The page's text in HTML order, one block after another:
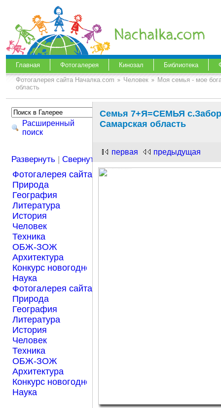
Главная Фотогалерея Кинозал Библиотека
Фотогалерея сайта Началка.com Человек
Моя семья - мое
область
Расширенный
поиск
Развернуть |Свернуть
Фотогалерея сайта Началка.com
Природа
География
Литература
История
Человек
Техника
ОБЖ-ЗОЖ
Архитектура
Конкурс новогодней открытки "Нарисуем Новый
Наука
Фотогалерея сайта Началка.com
Природа
География
Литература
История
Человек
Техника
ОБЖ-ЗОЖ
Архитектура
Конкурс новогодней открытки "Нарисуем Новый
Наука
Семья 7+Я=СЕМЬЯ
Самарская область
первая предыдущая